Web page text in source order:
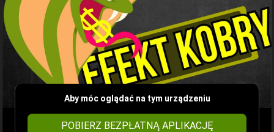
Aby móc oglądać na tym urządzeniu
POBIERZ BEZPŁATNĄ APLIKACJĘ